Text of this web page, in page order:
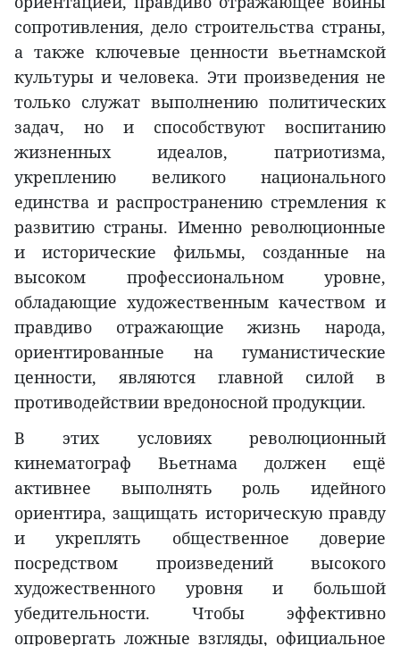
сопротивления, дело строительства страны,
а также ключевые ценности вьетнамской
культуры и человека. Эти произведения не
только служат выполнению политических
задач, но и способствуют воспитанию
жизненных идеалов, патриотизма,
укреплению великого национального
единства и распространению стремления к
развитию страны. Именно революционные
и исторические фильмы, созданные на
высоком профессиональном уровне,
обладающие художественным качеством и
правдиво отражающие жизнь народа,
ориентированные на гуманистические
ценности, являются главной силой в
противодействии вредоносной продукции.
В этих условиях революционный
кинематограф Вьетнама должен ещё
активнее выполнять роль идейного
ориентира, защищать историческую правду
и укреплять общественное доверие
посредством произведений высокого
художественного уровня и большой
убедительности. Чтобы эффективно
опровергать ложные взгляды, официальное